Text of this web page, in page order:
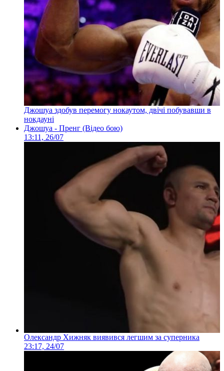
Джошуа здобув перемогу нокаутом, двічі побувавши в
нокдауні
Джошуа - Пренг (Відео бою)
13:11, 26/07
Олександр Хижняк виявився легшим за суперника
23:17, 24/07